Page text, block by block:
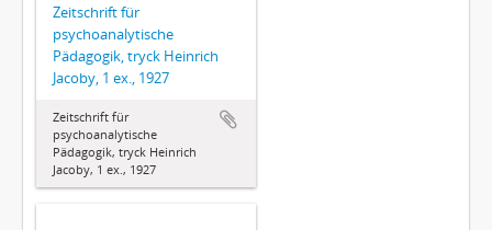
Zeitschrift für
psychoanalytische
Pädagogik, tryck Heinrich
Jacoby, 1 ex., 1927
Zeitschrift für
psychoanalytische
Pädagogik, tryck Heinrich
Jacoby, 1 ex., 1927